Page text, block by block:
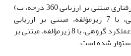
زیر‌مؤلفه و 150 نشانگان رفتاری مبتنی بر ارزیابی 360 درجه، ب)
ارزیابی عملکرد سیستمی، با 7 زیرمؤلفه، مبتنی بر ارزیابی
سیستماتیک و ج) ارزیابی عملکرد گروهی، با 8 زیر‌مؤلفه، مبتنی بر
شده است.